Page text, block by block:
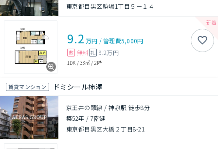
東京都目黒区駒場1丁目５－１４
9.2 万円 /管理費5,000円
敷 無料 礼 9.2万円
1DK /33㎡/ 2階
賃貸マンション ドミシール柿澤
京王井の頭線 / 神泉駅 徒歩8分
築52年 /7階建
東京都目黒区大橋２丁目8-21